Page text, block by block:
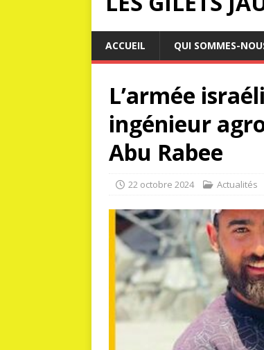
ACCUEIL QUI SOMMES-
L’armée
ingénieur
Abu Rabee
22 octobre 2024 Actualités